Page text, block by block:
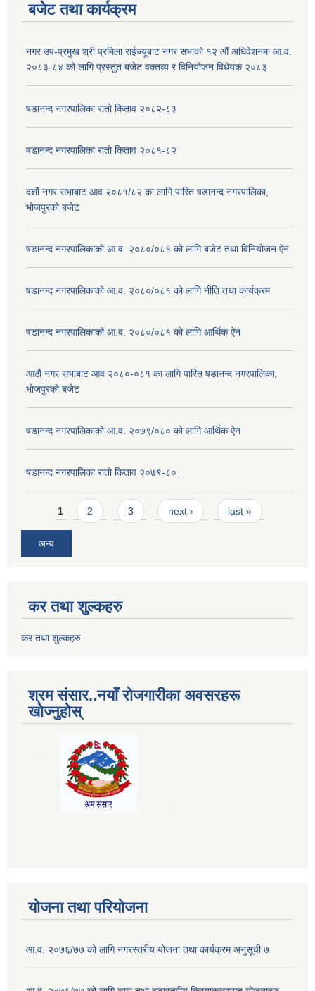
बजेट तथा कार्यक्रम
नगर उप-प्रमुख श्री प्रमिला राईज्यूबाट नगर सभाको १२ ‍औं अधिवेशनमा आ.व.
२०८३-८४ को लागि प्रस्तुत बजेट वक्तव्य र विनियोजन विधेयक २०८३
षडानन्द नगरपालिका रातो किताव २०८२-८३
षडानन्द नगरपालिका रातो किताव २०८१-८२
दशौं नगर सभाबाट आव २०८१/८२ का लागि पारित षडानन्द नगरपालिका,
भोजपुरको बजेट
षडानन्द नगरपालिकाको आ.व. २०८०/०८१ को लागि बजेट तथा विनियोजन ऐन
षडानन्द नगरपालिकाको आ.व. २०८०/०८१ को लागि नीति तथा कार्यक्रम
षडानन्द नगरपालिकाको आ.व. २०८०/०८१ को लागि आर्थिक ऐन
आठौ नगर सभाबाट आव २०८०-०८१ का लागि पारित षडानन्द नगरपालिका,
भोजपुरको बजेट
षडानन्द नगरपालिकाको आ.व. २०७९/०८० को लागि आर्थिक ऐन
षडानन्द नगरपालिका रातो किताव २०७९-८०
Pages
1 2 3 next › last »
अन्य
कर तथा शुल्कहरु
कर तथा शुल्कहरु
श्रम संसार..नयाँ रोजगारीका अवसरहरू
खोज्नुहोस्
योजना तथा परियोजना
आ.व. २०७६/७७ को लागि नगरस्तरीय योजना तथा कार्यक्रम अनुसूची ७